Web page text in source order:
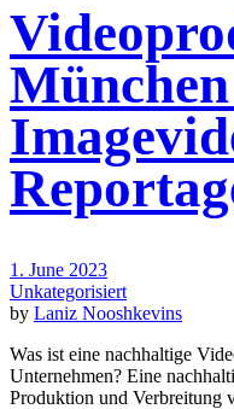
1. June 2023
Unkategorisiert
by Laniz Nooshkevins
Was ist eine nachhaltige
Unternehmen? Eine
Produktion und Verbreitung